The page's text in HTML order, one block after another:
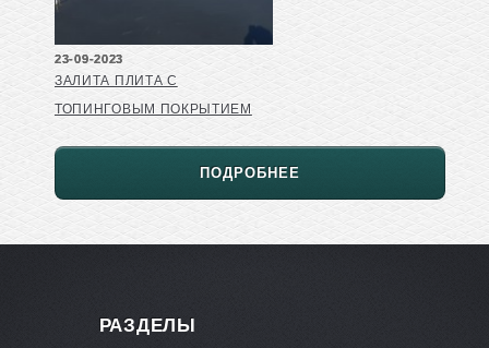
23-09-2023
ЗАЛИТА ПЛИТА С
ТОПИНГОВЫМ ПОКРЫТИЕМ
ПОДРОБНЕЕ
РАЗДЕЛЫ